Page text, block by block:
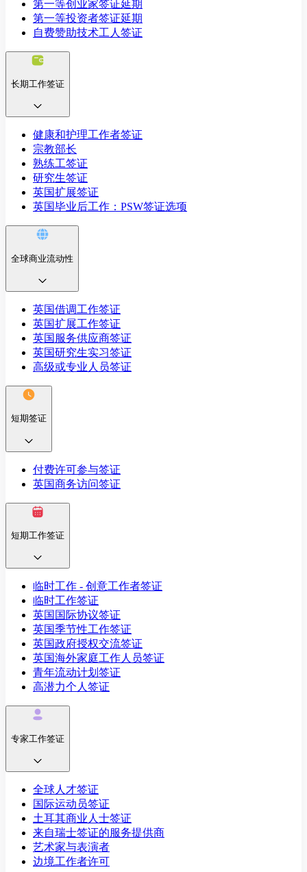
第一等创业家签证延期
第一等投资者签证延期
自费赞助技术工人签证
长期工作签证
健康和护理工作者签证
宗教部长
熟练工签证
研究生签证
英国扩展签证
英国毕业后工作：PSW签证选项
全球商业流动性
英国借调工作签证
英国扩展工作签证
英国服务供应商签证
英国研究生实习签证
高级或专业人员签证
短期签证
付费许可参与签证
英国商务访问签证
短期工作签证
临时工作 - 创意工作者签证
临时工作签证
英国国际协议签证
英国季节性工作签证
英国政府授权交流签证
英国海外家庭工作人员签证
青年流动计划签证
高潜力个人签证
专家工作签证
全球人才签证
国际运动员签证
土耳其商业人士签证
来自瑞士签证的服务提供商
艺术家与表演者
边境工作者许可